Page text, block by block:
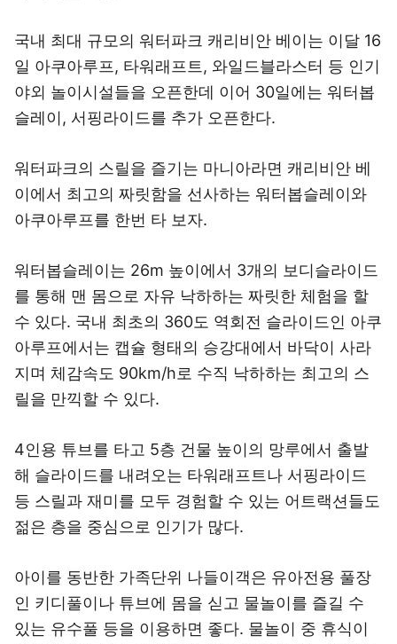
국내 최대 규모의 워터파크 캐리비안 베이는 이달 16
일 아쿠아루프, 타워래프트, 와일드블라스터 등 인기
야외 놀이시설들을 오픈한데 이어 30일에는 워터봅
슬레이, 서핑라이드를 추가 오픈한다.
워터파크의 스릴을 즐기는 마니아라면 캐리비안 베
이에서 최고의 짜릿함을 선사하는 워터봅슬레이와
아쿠아루프를 한번 타 보자.
워터봅슬레이는 26m 높이에서 3개의 보디슬라이드
를 통해 맨 몸으로 자유 낙하하는 짜릿한 체험을 할
수 있다. 국내 최초의 360도 역회전 슬라이드인 아쿠
아루프에서는 캡슐 형태의 승강대에서 바닥이 사라
지며 체감속도 90km/h로 수직 낙하하는 최고의 스
릴을 만끽할 수 있다.
4인용 튜브를 타고 5층 건물 높이의 망루에서 출발
해 슬라이드를 내려오는 타워래프트나 서핑라이드
등 스릴과 재미를 모두 경험할 수 있는 어트랙션들도
젊은 층을 중심으로 인기가 많다.
아이를 동반한 가족단위 나들이객은 유아전용 풀장
인 키디풀이나 튜브에 몸을 싣고 물놀이를 즐길 수
있는 유수풀 등을 이용하면 좋다. 물놀이 중 휴식이